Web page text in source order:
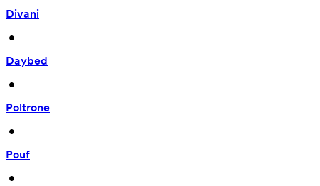
Divani
•
Daybed
•
Poltrone
•
Pouf
•